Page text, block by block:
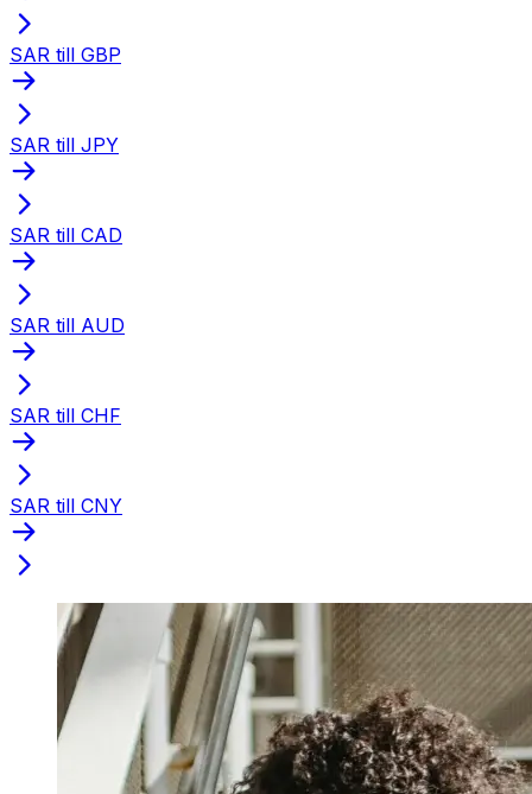
SAR till GBP
SAR till JPY
SAR till CAD
SAR till AUD
SAR till CHF
SAR till CNY